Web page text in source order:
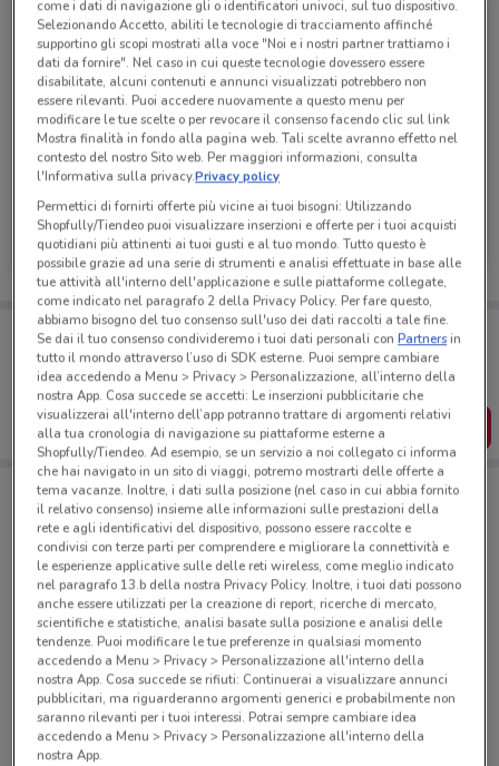
Kymco
476 m
Porta DoveConviene sempre con te!
Puoi trovare le migliori offerte dei negozi vicino a te,
salvarle e creare la tua lista del risparmio, comodamente
dal tuo cellulare.
SCARICA L’APP
Negozi Kymco a Castiglione delle stiviere
© MapTiler © OpenStreetMap contributors
Via Mazzini, 43 Castiglione Delle Stiviere
546 m
come i dati di navigazione gli o identificatori univoci, sul tuo dispositivo.
Selezionando Accetto, abiliti le tecnologie di tracciamento affinché
supportino gli scopi mostrati alla voce "Noi e i nostri partner trattiamo i
dati da fornire". Nel caso in cui queste tecnologie dovessero essere
disabilitate, alcuni contenuti e annunci visualizzati potrebbero non
essere rilevanti. Puoi accedere nuovamente a questo menu per
modificare le tue scelte o per revocare il consenso facendo clic sul link
Mostra finalità in fondo alla pagina web. Tali scelte avranno effetto nel
contesto del nostro Sito web. Per maggiori informazioni, consulta
l'Informativa sulla privacy.Privacy policy
Permettici di fornirti offerte più vicine ai tuoi bisogni: Utilizzando
Shopfully/Tiendeo puoi visualizzare inserzioni e offerte per i tuoi acquisti
quotidiani più attinenti ai tuoi gusti e al tuo mondo. Tutto questo è
possibile grazie ad una serie di strumenti e analisi effettuate in base alle
tue attività all'interno dell'applicazione e sulle piattaforme collegate,
come indicato nel paragrafo 2 della Privacy Policy. Per fare questo,
abbiamo bisogno del tuo consenso sull'uso dei dati raccolti a tale fine.
Se dai il tuo consenso condivideremo i tuoi dati personali conPartnersin
tutto il mondo attraverso l’uso di SDK esterne. Puoi sempre cambiare
idea accedendo a Menu > Privacy > Personalizzazione, all’interno della
nostra App. Cosa succede se accetti: Le inserzioni pubblicitarie che
visualizzerai all'interno dell’app potranno trattare di argomenti relativi
alla tua cronologia di navigazione su piattaforme esterne a
Shopfully/Tiendeo. Ad esempio, se un servizio a noi collegato ci informa
che hai navigato in un sito di viaggi, potremo mostrarti delle offerte a
tema vacanze. Inoltre, i dati sulla posizione (nel caso in cui abbia fornito
il relativo consenso) insieme alle informazioni sulle prestazioni della
rete e agli identificativi del dispositivo, possono essere raccolte e
condivisi con terze parti per comprendere e migliorare la connettività e
le esperienze applicative sulle delle reti wireless, come meglio indicato
nel paragrafo 13.b della nostra Privacy Policy. Inoltre, i tuoi dati possono
anche essere utilizzati per la creazione di report, ricerche di mercato,
scientifiche e statistiche, analisi basate sulla posizione e analisi delle
tendenze. Puoi modificare le tue preferenze in qualsiasi momento
accedendo a Menu > Privacy > Personalizzazione all'interno della
nostra App. Cosa succede se rifiuti: Continuerai a visualizzare annunci
pubblicitari, ma riguarderanno argomenti generici e probabilmente non
saranno rilevanti per i tuoi interessi. Potrai sempre cambiare idea
accedendo a Menu > Privacy > Personalizzazione all'interno della
nostra App.